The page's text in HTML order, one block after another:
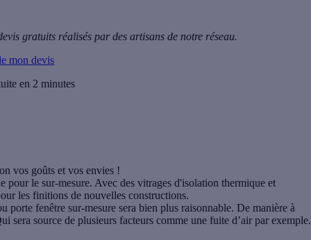
gratuits réalisés par des artisans de notre réseau.
mon devis
en 2 minutes
vos goûts et vos envies !
pour le sur-mesure. Avec des vitrages d'isolation thermique et
les finitions de nouvelles constructions.
porte fenêtre sur-mesure sera bien plus raisonnable. De manière à
sera source de plusieurs facteurs comme une fuite d’air par exemple.